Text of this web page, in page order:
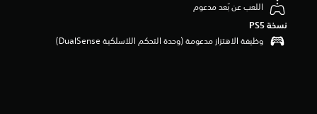
اللعب عن بُعد مدعوم
نسخة PS5‏
وظيفة الاهتزاز مدعومة (وحدة التحكم اللاسلكية DualSense‏)